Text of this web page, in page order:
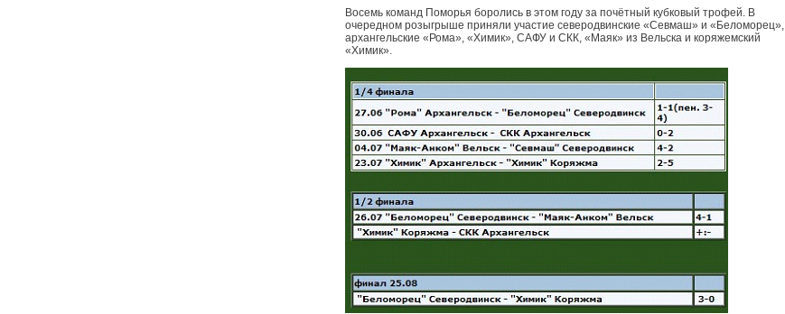
Восемь команд Поморья боролись в этом году за почётный кубковый трофей. В
очередном розыгрыше приняли участие северодвинские «Севмаш» и «Беломорец»,
архангельские «Рома», «Химик», САФУ и СКК, «Маяк» из Вельска и коряжемский
«Химик».